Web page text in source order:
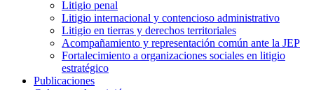
Litigio penal
Litigio internacional y contencioso administrativo
Litigio en tierras y derechos territoriales
Acompañamiento y representación común ante la JEP
Fortalecimiento a organizaciones sociales en litigio
estratégico
Publicaciones